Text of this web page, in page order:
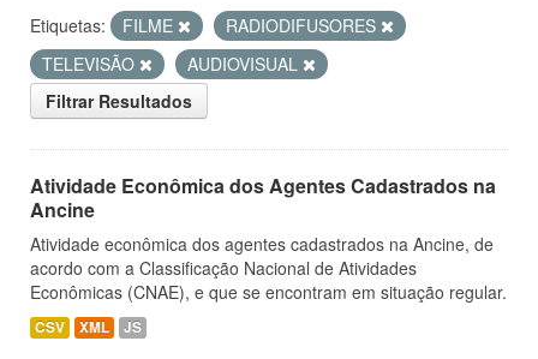
Etiquetas: FILME
RADIODIFUSORES
TELEVISÃO
AUDIOVISUAL
Filtrar Resultados
Atividade Econômica dos Agentes Cadastrados na
Ancine
Atividade econômica dos agentes cadastrados na Ancine, de
acordo com a Classificação Nacional de Atividades
Econômicas (CNAE), e que se encontram em situação regular.
CSV XML JS